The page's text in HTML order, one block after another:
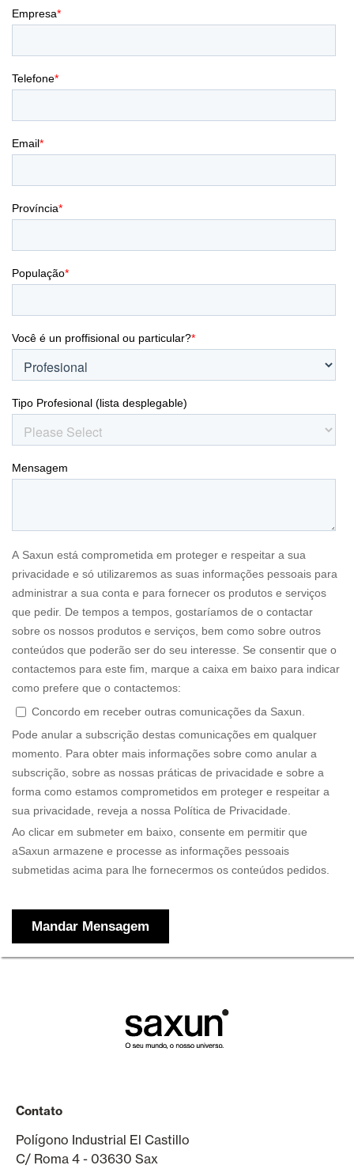
Contato
Polígono Industrial El Castillo
C/ Roma 4 - 03630 Sax